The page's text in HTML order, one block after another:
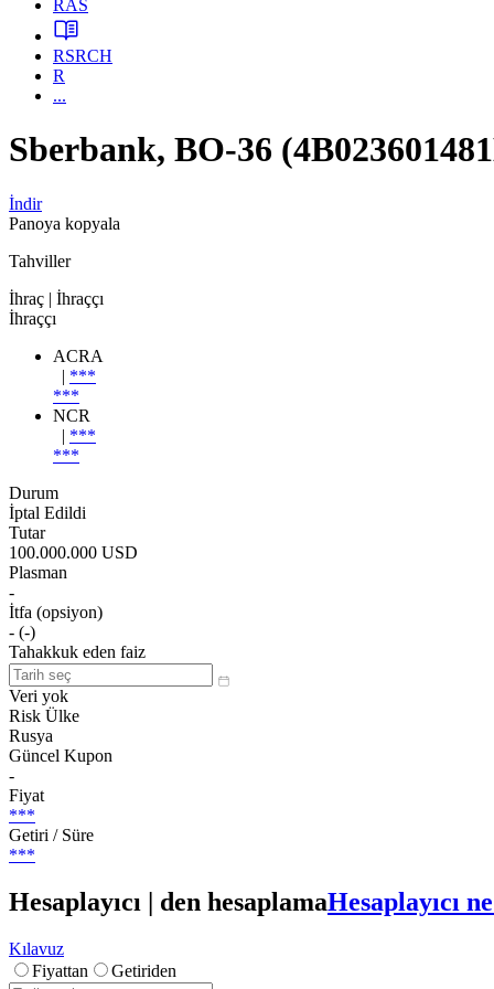
RAS
RSRCH
R
...
Sberbank, BO-36
İndir
Panoya kopyala
Tahviller
İhraç | İhraççı
İhraççı
ACRA
| ***
***
NCR
| ***
***
Durum
İptal Edildi
Tutar
100.000.000 USD
Plasman
-
İtfa (opsiyon)
- (-)
Tahakkuk eden faiz
Veri yok
Risk Ülke
Rusya
Güncel Kupon
-
Fiyat
***
Getiri / Süre
***
Hesaplayıcı | den hesaplamaHesaplayıcı
Kılavuz
Fiyattan
Getiriden